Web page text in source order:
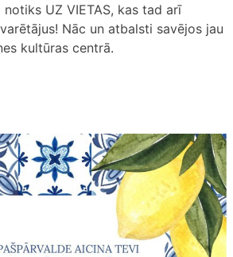
UZ VIETAS, kas tad arī
Nāc un atbalsti savējos jau
kultūras centrā.